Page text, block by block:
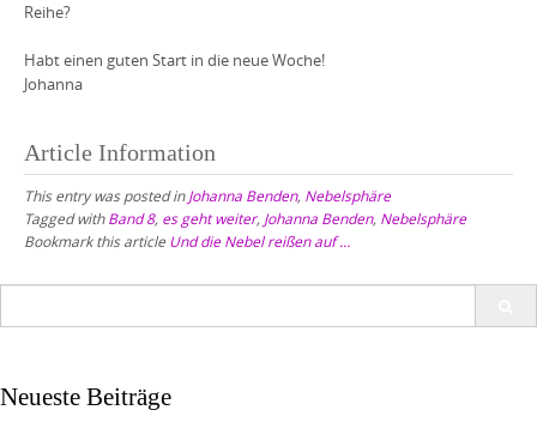
Reihe?
Habt einen guten Start in die neue Woche!
Johanna
Article Information
This entry was posted inJohanna Benden, Nebelsphäre
Tagged withBand 8, es geht weiter, Johanna Benden, Nebelsphäre
Bookmark this article Und die Nebel reißen auf …
Neueste Beiträge